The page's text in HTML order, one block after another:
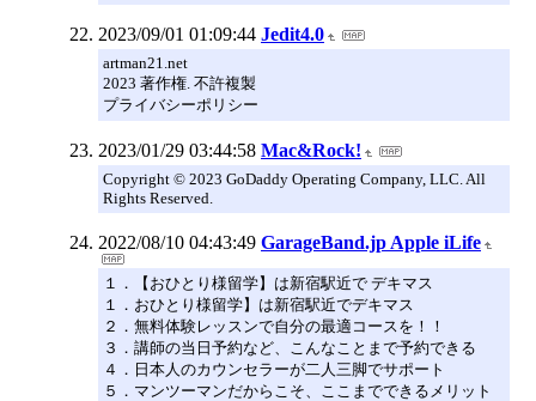
2023/09/01 01:09:44 Jedit4.0
artman21.net
2023 著作権. 不許複製
プライバシーポリシー
2023/01/29 03:44:58 Mac&Rock!
Copyright © 2023 GoDaddy Operating Company, LLC. All
Rights Reserved.
2022/08/10 04:43:49 GarageBand.jp Apple iLife
１．【おひとり様留学】は新宿駅近で デキマス
１．おひとり様留学】は新宿駅近でデキマス
２．無料体験レッスンで自分の最適コースを！！
３．講師の当日予約など、こんなことまで予約できる
４．日本人のカウンセラーが二人三脚でサポート
５．マンツーマンだからこそ、ここまでできるメリット